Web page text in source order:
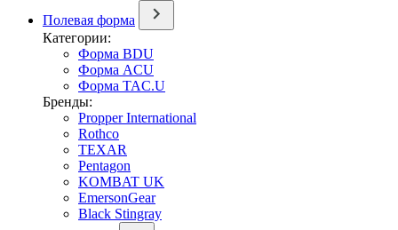
Полевая форма
Категории:
Форма BDU
Форма ACU
Форма TAC.U
Бренды:
Propper International
Rothco
TEXAR
Pentagon
KOMBAT UK
EmersonGear
Black Stingray